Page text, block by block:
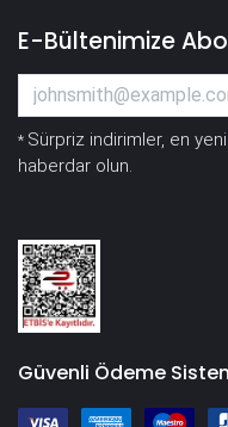
E-Bültenimize
* Sürpriz indirimler, en
haberdar olun.
Güvenli Ödeme